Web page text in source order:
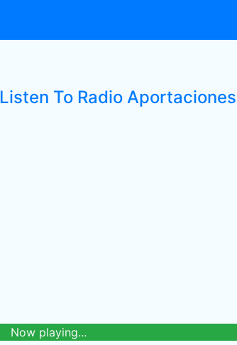
Listen To Radio
Now playing...